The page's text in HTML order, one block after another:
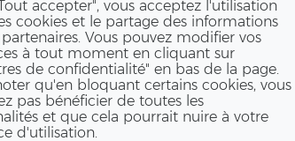
accepter", vous acceptez l'utilisation
cookies et le partage des informations
Vous pouvez modifier vos
à tout moment en cliquant sur
de confidentialité" en bas de la page.
qu'en bloquant certains cookies, vous
pas bénéficier de toutes les
et que cela pourrait nuire à votre
d'utilisation.